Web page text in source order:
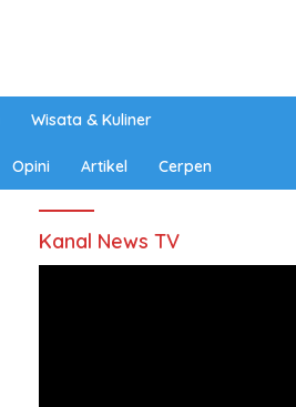
Wisata & Kuliner
Opini Artikel Cerpen
Kanal News TV